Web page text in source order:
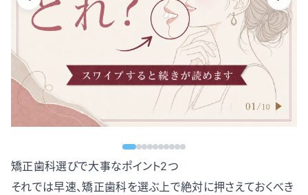
矯正歯科選びで大事なポイント2つ
それでは早速、矯正歯科を選ぶ上で絶対に押さえておくべき